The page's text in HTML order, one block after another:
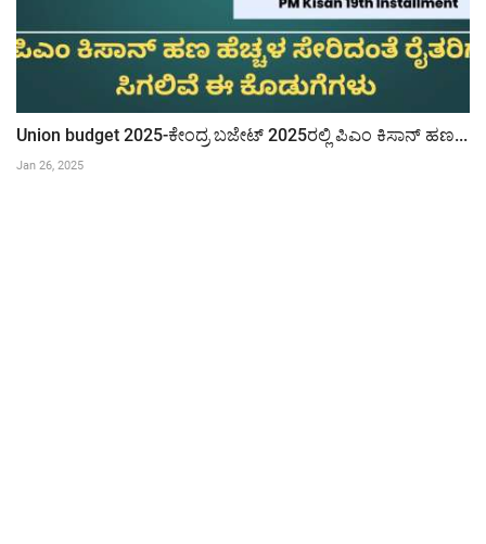
Union budget 2025-ಕೇಂದ್ರ ಬಜೇಟ್ 2025ರಲ್ಲಿ ಪಿಎಂ ಕಿಸಾನ್ ಹಣ...
Jan 26, 2025